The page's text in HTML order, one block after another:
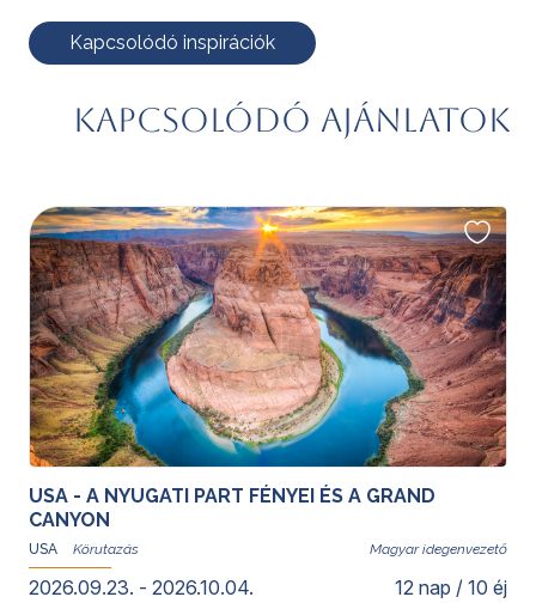
Kapcsolódó inspirációk
Kapcsolódó ajánlatok
USA - A NYUGATI PART FÉNYEI ÉS A GRAND
CANYON
USA Magyar idegenvezető
2026.09.23. - 2026.10.04. 12 nap / 10 éj